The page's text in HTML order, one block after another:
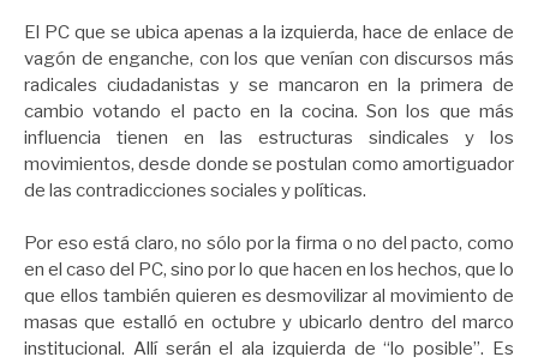
El PC que se ubica apenas a la izquierda, hace de enlace de
vagón de enganche, con los que venían con discursos más
radicales ciudadanistas y se mancaron en la primera de
cambio votando el pacto en la cocina. Son los que más
influencia tienen en las estructuras sindicales y los
movimientos, desde donde se postulan como amortiguador
de las contradicciones sociales y políticas.
Por eso está claro, no sólo por la firma o no del pacto, como
en el caso del PC, sino por lo que hacen en los hechos, que lo
que ellos también quieren es desmovilizar al movimiento de
masas que estalló en octubre y ubicarlo dentro del marco
institucional. Allí serán el ala izquierda de “lo posible”. Es